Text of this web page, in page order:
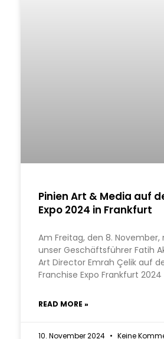
Pinien Art & Media auf
Expo 2024 in Frankfurt
Am Freitag, den 8.
unser Geschäftsführer Fatih
Art Director Emrah Çelik auf
Franchise Expo Frankfurt 2024
READ MORE »
10. November 2024 Keine